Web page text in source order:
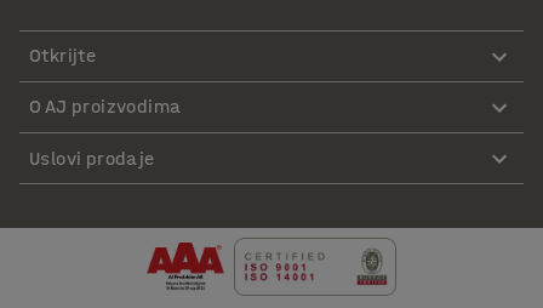
Otkrijte
O AJ proizvodima
Uslovi prodaje